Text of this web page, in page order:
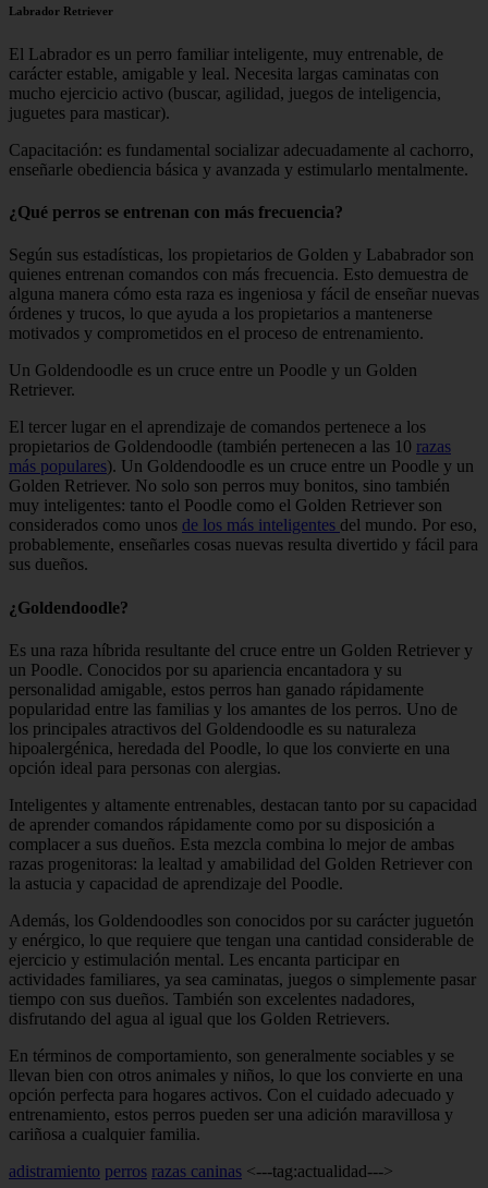
Labrador Retriever
El Labrador es un perro familiar inteligente, muy entrenable, de
carácter estable, amigable y leal. Necesita largas caminatas con
mucho ejercicio activo (buscar, agilidad, juegos de inteligencia,
juguetes para masticar).
Capacitación: es fundamental socializar adecuadamente al cachorro,
enseñarle obediencia básica y avanzada y estimularlo mentalmente.
¿Qué perros se entrenan con más frecuencia?
Según sus estadísticas, los propietarios de Golden y Lababrador son
quienes entrenan comandos con más frecuencia. Esto demuestra de
alguna manera cómo esta raza es ingeniosa y fácil de enseñar nuevas
órdenes y trucos, lo que ayuda a los propietarios a mantenerse
motivados y comprometidos en el proceso de entrenamiento.
Un Goldendoodle es un cruce entre un Poodle y un Golden
Retriever.
El tercer lugar en el aprendizaje de comandos pertenece a los
propietarios de Goldendoodle (también pertenecen a las 10 razas
más populares). Un Goldendoodle es un cruce entre un Poodle y un
Golden Retriever. No solo son perros muy bonitos, sino también
muy inteligentes: tanto el Poodle como el Golden Retriever son
considerados como unos de los más inteligentes del mundo. Por eso,
probablemente, enseñarles cosas nuevas resulta divertido y fácil para
sus dueños.
¿Goldendoodle?
Es una raza híbrida resultante del cruce entre un Golden Retriever y
un Poodle. Conocidos por su apariencia encantadora y su
personalidad amigable, estos perros han ganado rápidamente
popularidad entre las familias y los amantes de los perros. Uno de
los principales atractivos del Goldendoodle es su naturaleza
hipoalergénica, heredada del Poodle, lo que los convierte en una
opción ideal para personas con alergias.
Inteligentes y altamente entrenables, destacan tanto por su capacidad
de aprender comandos rápidamente como por su disposición a
complacer a sus dueños. Esta mezcla combina lo mejor de ambas
razas progenitoras: la lealtad y amabilidad del Golden Retriever con
la astucia y capacidad de aprendizaje del Poodle.
Además, los Goldendoodles son conocidos por su carácter juguetón
y enérgico, lo que requiere que tengan una cantidad considerable de
ejercicio y estimulación mental. Les encanta participar en
actividades familiares, ya sea caminatas, juegos o simplemente pasar
tiempo con sus dueños. También son excelentes nadadores,
disfrutando del agua al igual que los Golden Retrievers.
En términos de comportamiento, son generalmente sociables y se
llevan bien con otros animales y niños, lo que los convierte en una
opción perfecta para hogares activos. Con el cuidado adecuado y
entrenamiento, estos perros pueden ser una adición maravillosa y
cariñosa a cualquier familia.
adistramiento perros razas caninas <---tag:actualidad--->